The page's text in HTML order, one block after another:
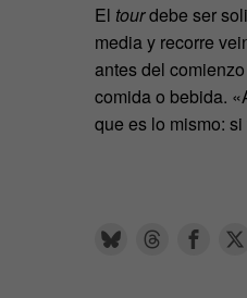
El tourdebe ser
media y recorre
antes del
comida o bebida.
que es lo mismo: